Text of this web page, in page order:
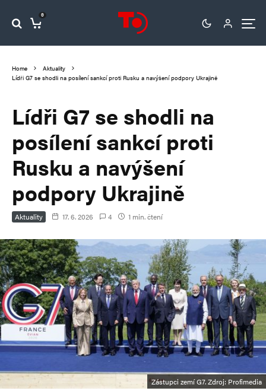
0
Home
Aktuality
Lídři G7 se shodli na posílení sankcí proti Rusku a navýšení podpory Ukrajině
Lídři G7 se shodli na
posílení sankcí proti
Rusku a navýšení
podpory Ukrajině
Aktuality 17. 6. 2026 4 1 min. čtení
Zástupci zemí G7. Zdroj: Profimedia